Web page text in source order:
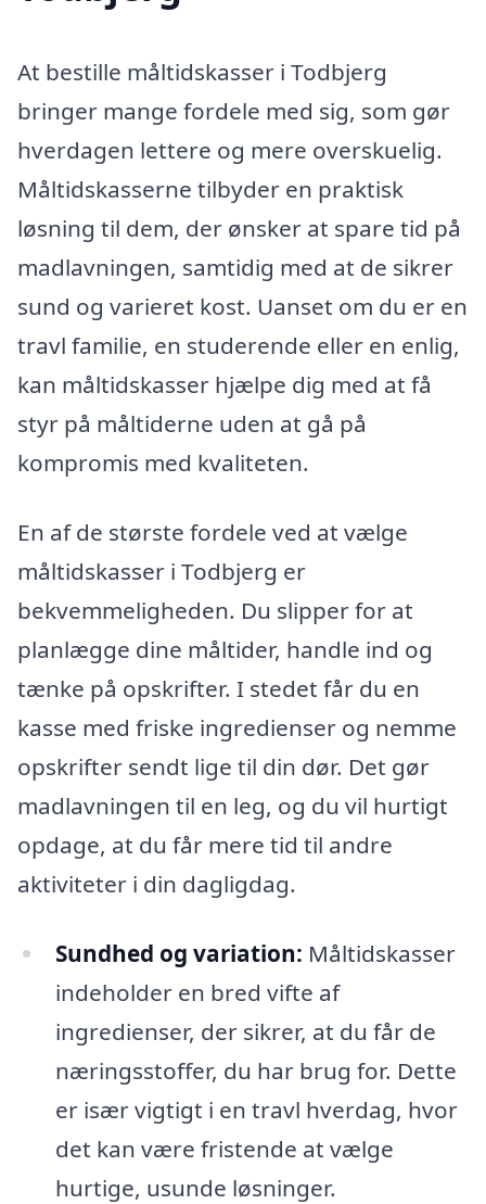
At bestille måltidskasser i Todbjerg
bringer mange fordele med sig, som gør
hverdagen lettere og mere overskuelig.
Måltidskasserne tilbyder en praktisk
løsning til dem, der ønsker at spare tid på
madlavningen, samtidig med at de sikrer
sund og varieret kost. Uanset om du er en
travl familie, en studerende eller en enlig,
kan måltidskasser hjælpe dig med at få
styr på måltiderne uden at gå på
kompromis med kvaliteten.
En af de største fordele ved at vælge
måltidskasser i Todbjerg er
bekvemmeligheden. Du slipper for at
planlægge dine måltider, handle ind og
tænke på opskrifter. I stedet får du en
kasse med friske ingredienser og nemme
opskrifter sendt lige til din dør. Det gør
madlavningen til en leg, og du vil hurtigt
opdage, at du får mere tid til andre
aktiviteter i din dagligdag.
Sundhed og variation: Måltidskasser
indeholder en bred vifte af
ingredienser, der sikrer, at du får de
næringsstoffer, du har brug for. Dette
er især vigtigt i en travl hverdag, hvor
det kan være fristende at vælge
hurtige, usunde løsninger.